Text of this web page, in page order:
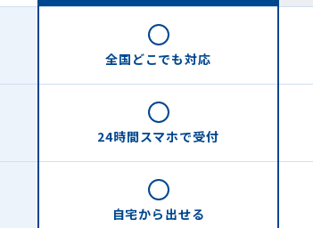
全国どこでも対応
24時間スマホで受付
自宅から 出せる